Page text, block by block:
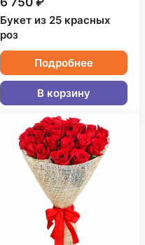
Букет из 25 красных
роз
Подробнее
В корзину